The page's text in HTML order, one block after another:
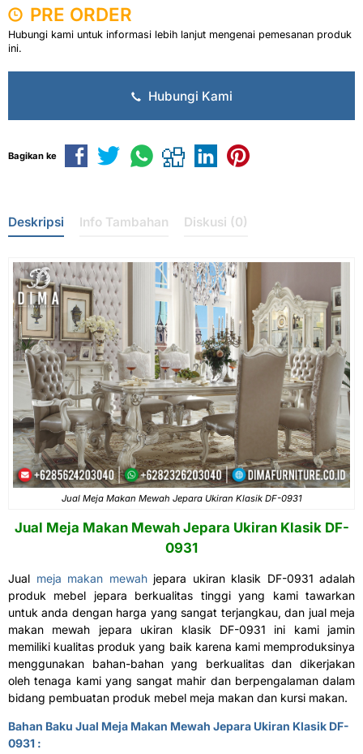
PRE ORDER
Hubungi kami untuk informasi lebih lanjut mengenai pemesanan produk
ini.
Hubungi Kami
Bagikan ke
Deskripsi Info Tambahan Diskusi (0)
Jual Meja Makan Mewah Jepara Ukiran Klasik DF-0931
Jual Meja Makan Mewah Jepara Ukiran Klasik DF-
0931
Jual meja makan mewahjepara ukiran klasik DF-0931 adalah
produk mebel jepara berkualitas tinggi yang kami tawarkan
untuk anda dengan harga yang sangat terjangkau, dan jual meja
makan mewah jepara ukiran klasik DF-0931 ini kami jamin
memiliki kualitas produk yang baik karena kami memproduksinya
menggunakan bahan-bahan yang berkualitas dan dikerjakan
oleh tenaga kami yang sangat mahir dan berpengalaman dalam
bidang pembuatan produk mebel meja makan dan kursi makan.
Bahan Baku Jual Meja Makan Mewah Jepara Ukiran Klasik DF-
0931 :